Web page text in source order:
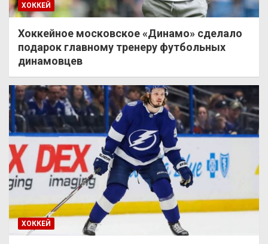
ХОККЕЙ
Хоккейное московское «Динамо» сделало
подарок главному тренеру футбольных
динамовцев
ХОККЕЙ